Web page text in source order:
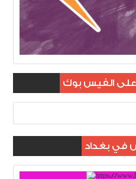
على الفيس بوك
في بغداد